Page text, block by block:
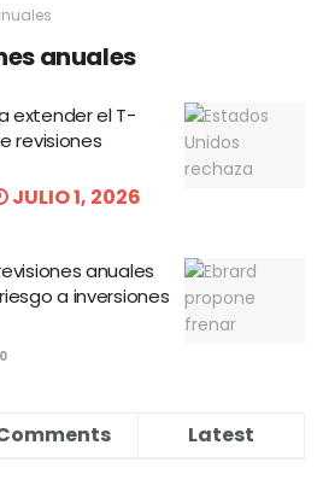
anuales
extender el T-
revisiones
JULIO 1, 2026
anuales
a inversiones
0
Latest